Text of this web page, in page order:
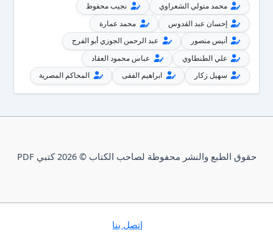
محمد متولي الشعراوي
نجيب محفوظ
إحسان عبد القدوس
محمد عمارة
أنيس منصور
عبد الرحمن الجوزي أبو الفرج
علي الطنطاوي
عباس محمود العقاد
سهيل زكار
ابراهيم الفقى المحاكم المصرية
حقوق الطبع والنشر محفوظة لصاحب الكتاب © 2026 كتبي PDF
إتصل بنا